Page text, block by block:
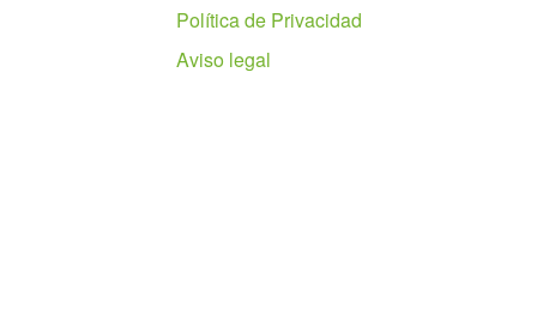
Política de Privacidad
Aviso legal